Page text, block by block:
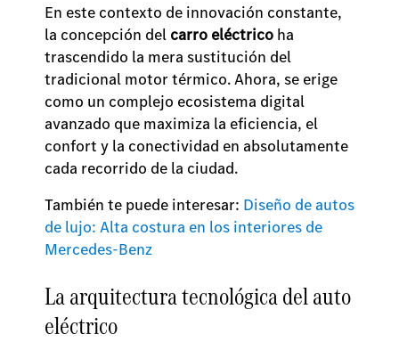
En este contexto de innovación constante,
la concepción del carro eléctrico ha
trascendido la mera sustitución del
tradicional motor térmico. Ahora, se erige
como un complejo ecosistema digital
avanzado que maximiza la eficiencia, el
confort y la conectividad en absolutamente
cada recorrido de la ciudad.
También te puede interesar: Diseño de autos
de lujo: Alta costura en los interiores de
Mercedes-Benz
La arquitectura tecnológica del auto
eléctrico